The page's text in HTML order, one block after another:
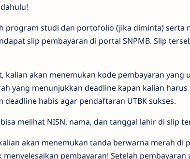
program studi dan portofolio (jika diminta) serta
slip pembayaran di portal SNPMB. Slip
kalian akan menemukan kode pembayaran yang
yang menunjukkan deadline kapan kalian
deadline habis agar pendaftaran UTBK sukses.
melihat NISN, nama, dan tanggal lahir di slip
akan menemukan tanda berwarna merah di
pembayaran! Setelah